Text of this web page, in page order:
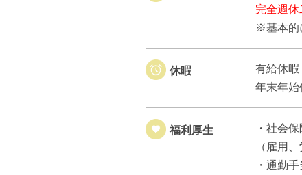
完全週休
※基本的
休暇
有給休暇
年末年始
福利厚生
・社会
（雇用
・通勤